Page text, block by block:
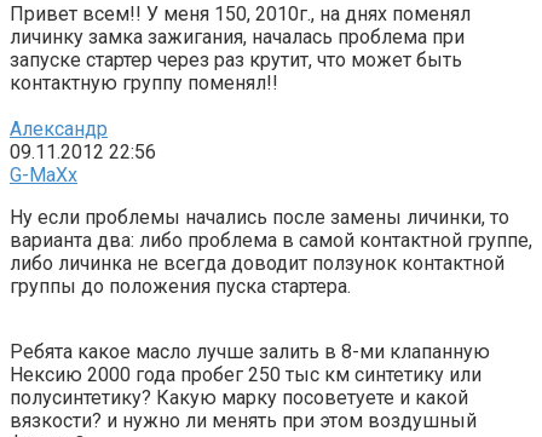
Привет всем!! У меня 150, 2010г., на днях поменял
личинку замка зажигания, началась проблема при
запуске стартер через раз крутит, что может быть
контактную группу поменял!!
Александр
09.11.2012 22:56
G-MaXx
Ну если проблемы начались после замены личинки, то
варианта два: либо проблема в самой контактной группе,
либо личинка не всегда доводит ползунок контактной
группы до положения пуска стартера.
Ребята какое масло лучше залить в 8-ми клапанную
Нексию 2000 года пробег 250 тыс км синтетику или
полусинтетику? Какую марку посоветуете и какой
вязкости? и нужно ли менять при этом воздушный